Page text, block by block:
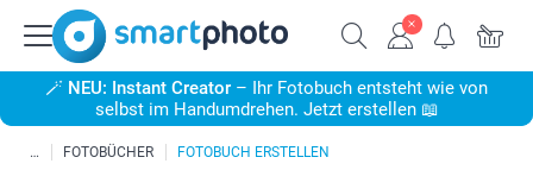
🪄 NEU: Instant Creator – Ihr Fotobuch entsteht wie von
selbst im Handumdrehen. Jetzt erstellen 📖
FOTOBÜCHER FOTOBUCH ERSTELLEN